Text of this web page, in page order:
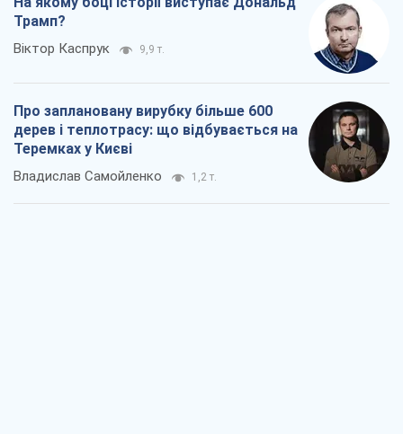
Трамп?
Віктор Каспрук 9,9 т.
Про заплановану вирубку більше 600
дерев і теплотрасу: що відбувається на
Теремках у Києві
Владислав Самойленко 1,2 т.